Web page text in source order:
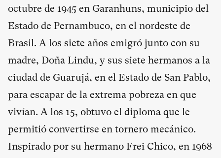
octubre de 1945 en Garanhuns, municipio del
Estado de Pernambuco, en el nordeste de
Brasil. A los siete años emigró junto con su
madre, Doña Lindu, y sus siete hermanos a la
ciudad de Guarujá, en el Estado de San Pablo,
para escapar de la extrema pobreza en que
vivían. A los 15, obtuvo el diploma que le
permitió convertirse en tornero mecánico.
Inspirado por su hermano Frei Chico, en 1968